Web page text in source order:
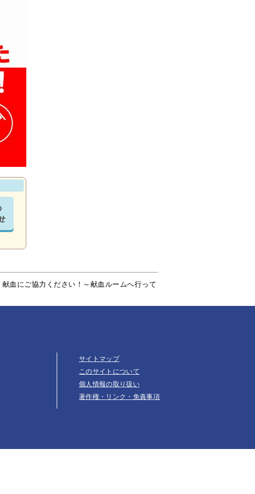
献血にご協力ください！～献血ルームへ行って
サイトマップ
このサイトについて
個人情報の取り扱い
著作権・リンク・免責事項